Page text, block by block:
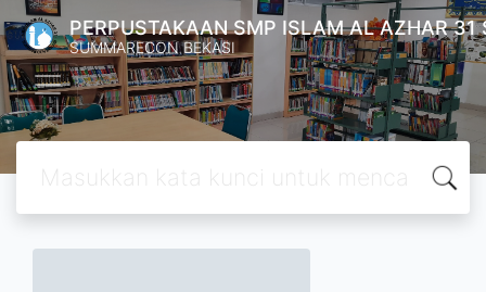
PERPUSTAKAAN SMP ISLAM AL AZHAR 31
SUMMARECON BEKASI